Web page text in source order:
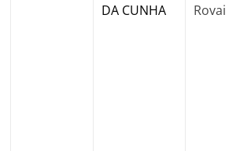
DA CUNHA
Rovai